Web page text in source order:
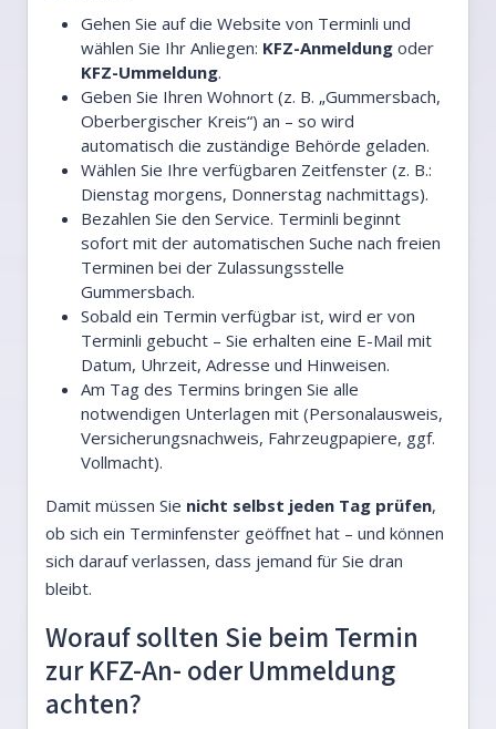
Gehen Sie auf die Website von Terminli und
wählen Sie Ihr Anliegen: KFZ-Anmeldung oder
KFZ-Ummeldung.
Geben Sie Ihren Wohnort (z. B. „Gummersbach,
Oberbergischer Kreis“) an – so wird
automatisch die zuständige Behörde geladen.
Wählen Sie Ihre verfügbaren Zeitfenster (z. B.:
Dienstag morgens, Donnerstag nachmittags).
Bezahlen Sie den Service. Terminli beginnt
sofort mit der automatischen Suche nach freien
Terminen bei der Zulassungsstelle
Gummersbach.
Sobald ein Termin verfügbar ist, wird er von
Terminli gebucht – Sie erhalten eine E-Mail mit
Datum, Uhrzeit, Adresse und Hinweisen.
Am Tag des Termins bringen Sie alle
notwendigen Unterlagen mit (Personalausweis,
Versicherungsnachweis, Fahrzeugpapiere, ggf.
Vollmacht).
Damit müssen Sie nicht selbst jeden Tag prüfen,
ob sich ein Terminfenster geöffnet hat – und können
sich darauf verlassen, dass jemand für Sie dran
bleibt.
Worauf sollten Sie beim Termin
zur KFZ-An- oder Ummeldung
achten?